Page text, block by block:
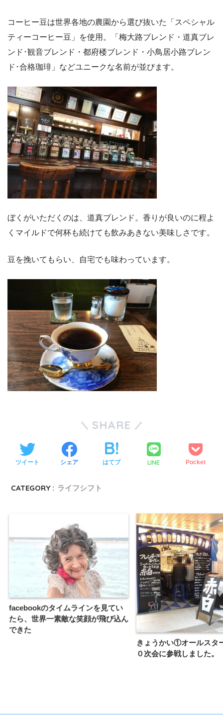
コーヒー豆は世界各地の農園から選び抜いた「スペシャル
ティーコーヒー豆」を使用。「梅大路ブレンド・道真ブレ
ンド･観音ブレンド・都府楼ブレンド・小鳥居小路ブレン
ド･合格珈琲」などユニークな名前が並びます。
ぼくがいただくのは、道真ブレンド。香りが良いのに程よ
くマイルドで何杯も続けても飲みあきない美味しさです。
豆を挽いてもらい、自宅でも味わっています。
SHARE
ツイート シェア はてブ LINE Pocket
CATEGORY : ライフシフト
facebookのタイムラインを見てい
たら、世界一素敵な笑顔が飛び込ん
できた
きょうかい①オールスタ
０次会に参戦しました。